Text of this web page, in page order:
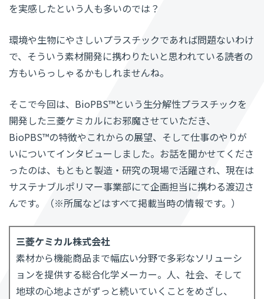
を実感したという人も多いのでは？
環境や生物にやさしいプラスチックであれば問題ないわけ
で、そういう素材開発に携わりたいと思われている読者の
方もいらっしゃるかもしれませんね。
そこで今回は、BioPBS™という生分解性プラスチックを
開発した三菱ケミカルにお邪魔させていただき、
BioPBS™の特徴やこれからの展望、そして仕事のやりが
いについてインタビューしました。お話を聞かせてくださ
ったのは、もともと製造・研究の現場で活躍され、現在は
サステナブルポリマー事業部にて企画担当に携わる渡辺さ
んです。（※所属などはすべて掲載当時の情報です。）
三菱ケミカル株式会社
素材から機能商品まで幅広い分野で多彩なソリューシ
ョンを提供する総合化学メーカー。人、社会、そして
地球の心地よさがずっと続いていくことをめざし、